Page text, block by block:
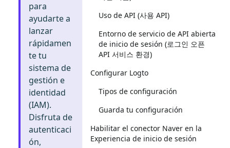
para
ayudarte a
lanzar
rápidamen
te tu
sistema de
gestión e
identidad
(IAM).
Disfruta de
autenticaci
ón,
Uso de API (사용 API)
Entorno de servicio de API abierta
de inicio de sesión (로그인 오픈
API 서비스 환경)
Configurar Logto
Tipos de configuración
Guarda tu configuración
Habilitar el conector Naver en la
Experiencia de inicio de sesión